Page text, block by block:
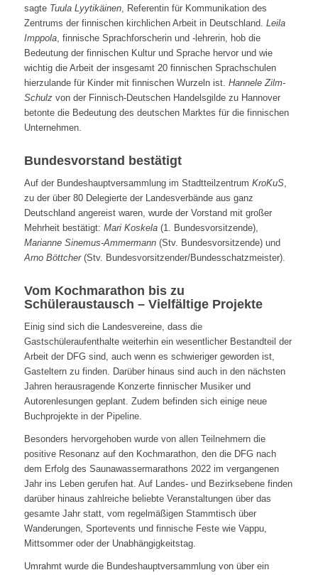
sagte Tuula Lyytikäinen, Referentin für Kommunikation des
Zentrums der finnischen kirchlichen Arbeit in Deutschland. Leila
Imppola, finnische Sprachforscherin und -lehrerin, hob die
Bedeutung der finnischen Kultur und Sprache hervor und wie
wichtig die Arbeit der insgesamt 20 finnischen Sprachschulen
hierzulande für Kinder mit finnischen Wurzeln ist. Hannele Zilm-
Schulzvon der Finnisch-Deutschen Handelsgilde zu Hannover
betonte die Bedeutung des deutschen Marktes für die finnischen
Unternehmen.
Bundesvorstand bestätigt
Auf der Bundeshauptversammlung im Stadtteilzentrum KroKuS,
zu der über 80 Delegierte der Landesverbände aus ganz
Deutschland angereist waren, wurde der Vorstand mit großer
Mehrheit bestätigt: Mari Koskela(1. Bundesvorsitzende),
Marianne Sinemus-Ammermann(Stv. Bundesvorsitzende) und
Arno Böttcher(Stv. Bundesvorsitzender/Bundesschatzmeister).
Vom Kochmarathon bis zu
Schüleraustausch – Vielfältige Projekte
Einig sind sich die Landesvereine, dass die
Gastschüleraufenthalte weiterhin ein wesentlicher Bestandteil der
Arbeit der DFG sind, auch wenn es schwieriger geworden ist,
Gasteltern zu finden. Darüber hinaus sind auch in den nächsten
Jahren herausragende Konzerte finnischer Musiker und
Autorenlesungen geplant. Zudem befinden sich einige neue
Buchprojekte in der Pipeline.
Besonders hervorgehoben wurde von allen Teilnehmern die
positive Resonanz auf den Kochmarathon, den die DFG nach
dem Erfolg des Saunawassermarathons 2022 im vergangenen
Jahr ins Leben gerufen hat. Auf Landes- und Bezirksebene finden
darüber hinaus zahlreiche beliebte Veranstaltungen über das
gesamte Jahr statt, vom regelmäßigen Stammtisch über
Wanderungen, Sportevents und finnische Feste wie Vappu,
Mittsommer oder der Unabhängigkeitstag.
Umrahmt wurde die Bundeshauptversammlung von über ein